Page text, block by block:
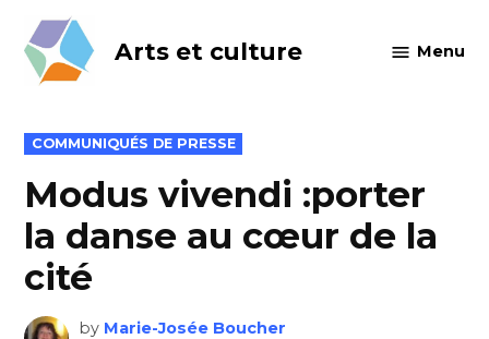
content
Arts et culture Menu
POSTED
IN
COMMUNIQUÉS DE PRESSE
Modus vivendi :porter
la danse au cœur de la
cité
by Marie-Josée Boucher